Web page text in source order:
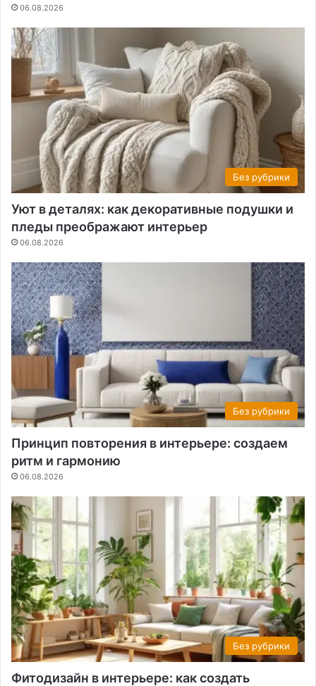
06.08.2026
Без рубрики
Уют в деталях: как декоративные подушки и
пледы преображают интерьер
06.08.2026
Без рубрики
Принцип повторения в интерьере: создаем
ритм и гармонию
06.08.2026
Без рубрики
Фитодизайн в интерьере: как создать